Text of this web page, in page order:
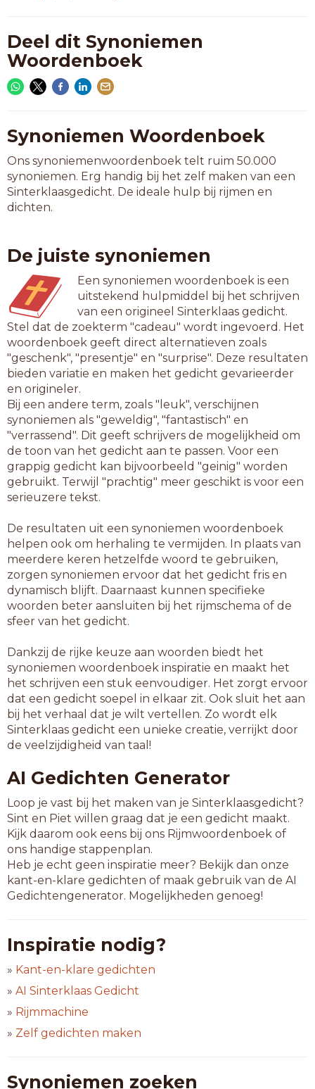
Deel dit Synoniemen
Woordenboek
Synoniemen Woordenboek
Ons synoniemenwoordenboek telt ruim 50.000
synoniemen. Erg handig bij het zelf maken van een
Sinterklaasgedicht. De ideale hulp bij rijmen en
dichten.
De juiste synoniemen
Een synoniemen woordenboek is een
uitstekend hulpmiddel bij het schrijven
van een origineel Sinterklaas gedicht.
Stel dat de zoekterm "cadeau" wordt ingevoerd. Het
woordenboek geeft direct alternatieven zoals
"geschenk", "presentje" en "surprise". Deze resultaten
bieden variatie en maken het gedicht gevarieerder
en origineler.
Bij een andere term, zoals "leuk", verschijnen
synoniemen als "geweldig", "fantastisch" en
"verrassend". Dit geeft schrijvers de mogelijkheid om
de toon van het gedicht aan te passen. Voor een
grappig gedicht kan bijvoorbeeld "geinig" worden
gebruikt. Terwijl "prachtig" meer geschikt is voor een
serieuzere tekst.
De resultaten uit een synoniemen woordenboek
helpen ook om herhaling te vermijden. In plaats van
meerdere keren hetzelfde woord te gebruiken,
zorgen synoniemen ervoor dat het gedicht fris en
dynamisch blijft. Daarnaast kunnen specifieke
woorden beter aansluiten bij het rijmschema of de
sfeer van het gedicht.
Dankzij de rijke keuze aan woorden biedt het
synoniemen woordenboek inspiratie en maakt het
het schrijven een stuk eenvoudiger. Het zorgt ervoor
dat een gedicht soepel in elkaar zit. Ook sluit het aan
bij het verhaal dat je wilt vertellen. Zo wordt elk
Sinterklaas gedicht een unieke creatie, verrijkt door
de veelzijdigheid van taal!
AI Gedichten Generator
Loop je vast bij het maken van je Sinterklaasgedicht?
Sint en Piet willen graag dat je een gedicht maakt.
Kijk daarom ook eens bij ons Rijmwoordenboek of
ons handige stappenplan.
Heb je echt geen inspiratie meer? Bekijk dan onze
kant-en-klare gedichten of maak gebruik van de AI
Gedichtengenerator. Mogelijkheden genoeg!
Inspiratie nodig?
» Kant-en-klare gedichten
» AI Sinterklaas Gedicht
» Rijmmachine
» Zelf gedichten maken
Synoniemen zoeken